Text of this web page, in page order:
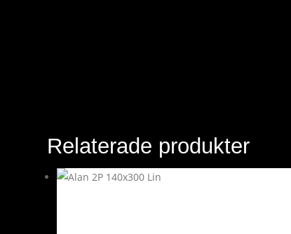
Relaterade produkter